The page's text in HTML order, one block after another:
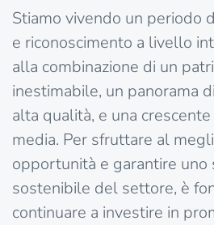
Stiamo vivendo un periodo
e riconoscimento a livello
alla combinazione di un
inestimabile, un panorama
alta qualità, e una
media. Per sfruttare al
opportunità e garantire uno
sostenibile del settore, è
continuare a investire in